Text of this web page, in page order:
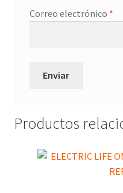
Correo electrónico *
Productos